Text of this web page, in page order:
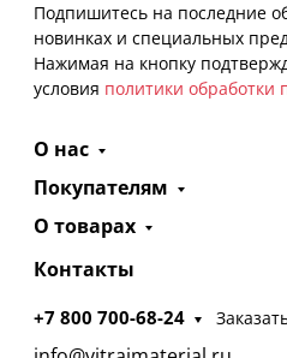
Подпишитесь на последние
новинках и специальных
Нажимая на кнопку
условия политики
О нас
Покупателям
О товарах
Контакты
+7 800 700-68-24